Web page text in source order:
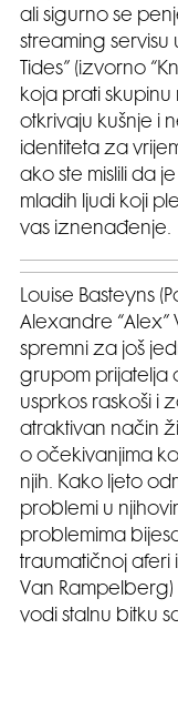
ali sigurno se
streaming servisu
Tides” (izvorno
koja prati skupinu
otkrivaju kušnje i
identiteta za
ako ste mislili da
mladih ljudi koji
vas iznenađenje.
Louise Basteyns
Alexandre “Alex”
spremni za još
grupom prijatelja
usprkos raskoši i
atraktivan način
o očekivanjima
njih. Kako ljeto
problemi u
problemima
traumatičnoj aferi
Van
vodi stalnu bitku